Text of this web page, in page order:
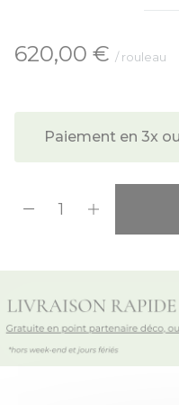
À partir de:
620,00 € / rouleau
Paiement en 3x